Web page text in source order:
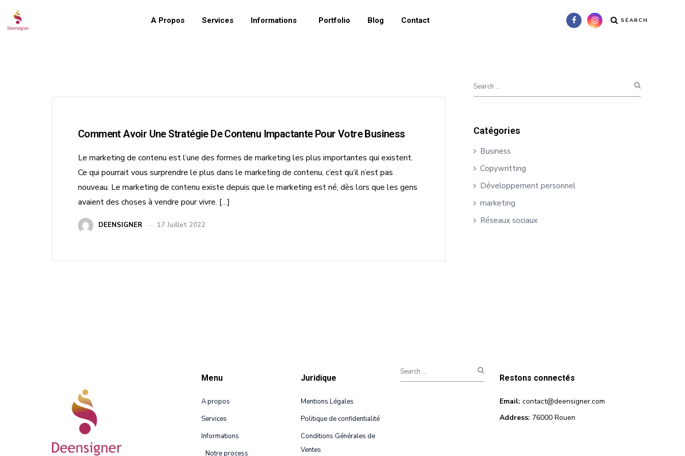
SEARCH
A Propos Services Informations Portfolio Blog Contact
A propos
Services
Informations
Comment Avoir Une Stratégie De Contenu Impactante Pour Votre Business
Le marketing de contenu est l’une des formes de marketing les plus importantes qui existent.
Ce qui pourrait vous surprendre le plus dans le marketing de contenu, c’est qu’il n’est pas
nouveau. Le marketing de contenu existe depuis que le marketing est né, dès lors que les gens
avaient des choses à vendre pour vivre. […]
DEENSIGNER 17 Juillet 2022
Catégories
Business
Copywritting
Développement personnel
marketing
Réseaux sociaux
Menu
A propos
Services
Informations
Notre process
Juridique
Mentions Légales
Politique de confidentialité
Conditions Générales de
Ventes
Restons connectés
Email: contact@deensigner.com
Address: 76000 Rouen